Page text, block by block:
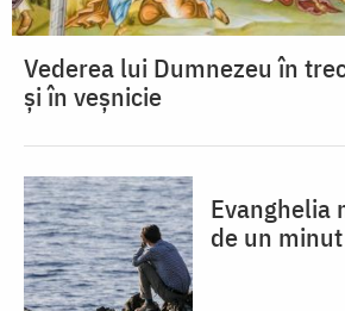
Vederea lui Dumnezeu în
și în veșnicie
Evanghelia
de un minut